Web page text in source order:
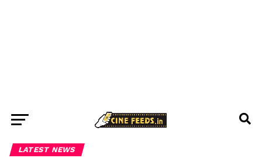
LATEST NEWS